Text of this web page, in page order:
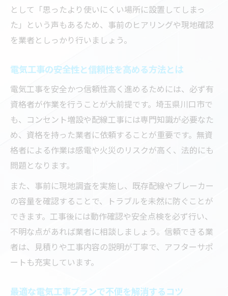
日常生活で役立つ電気工事の活用方法
省エネ対応の電気工事とそのメリット
快適な暮らしを支える電気工事の心得
として「思ったより使いにくい場所に設置してしまっ
た」という声もあるため、事前のヒアリングや現地確認
を業者としっかり行いましょう。
電気工事の安全性と信頼性を高める方法とは
電気工事を安全かつ信頼性高く進めるためには、必ず有
資格者が作業を行うことが大前提です。埼玉県川口市で
も、コンセント増設や配線工事には専門知識が必要なた
め、資格を持った業者に依頼することが重要です。無資
格者による作業は感電や火災のリスクが高く、法的にも
問題となります。
また、事前に現地調査を実施し、既存配線やブレーカー
の容量を確認することで、トラブルを未然に防ぐことが
できます。工事後には動作確認や安全点検を必ず行い、
不明な点があれば業者に相談しましょう。信頼できる業
者は、見積りや工事内容の説明が丁寧で、アフターサポ
ートも充実しています。
最適な電気工事プランで不便を解消するコツ